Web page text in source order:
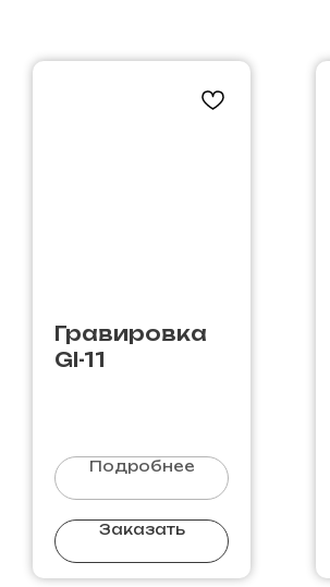
Гравировка
GI-11
Подробнее
Заказать